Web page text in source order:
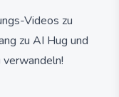
Videos zu
zu AI Hug und
verwandeln!